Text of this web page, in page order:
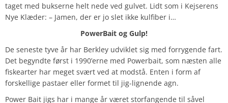
taget med bukserne helt nede ved gulvet. Lidt som i Kejserens
Nye Klæder: – Jamen, der er jo slet ikke kulfiber i…
PowerBait og Gulp!
De seneste tyve år har Berkley udviklet sig med forrygende fart.
Det begyndte først i 1990’erne med Powerbait, som næsten alle
fiskearter har meget svært ved at modstå. Enten i form af
forskellige pastaer eller formet til jig-lignende agn.
Power Bait jigs har i mange år været storfangende til såvel